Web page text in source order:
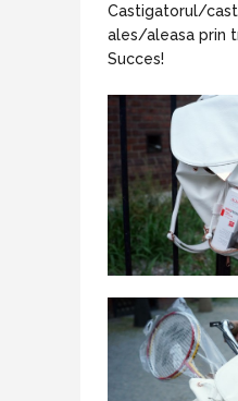
Castigatorul/
ales/aleasa prin
Succes!